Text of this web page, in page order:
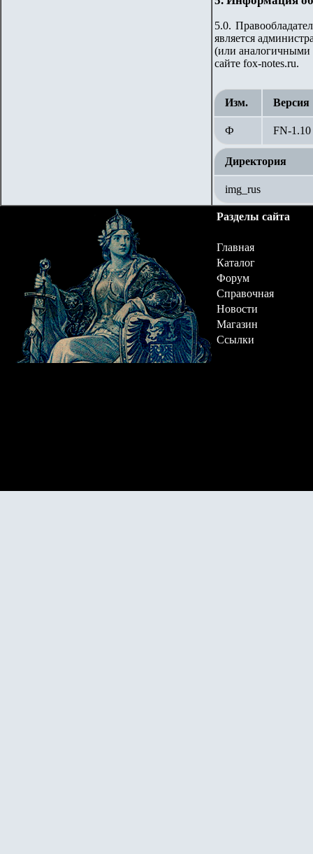
5.0.
является
(или аналогичными
сайте fox-notes.ru.
Изм. Версия
Ф FN-1.10
Директория
img_rus
Разделы сайта
Главная
Каталог
Форум
Справочная
Новости
Магазин
Ссылки